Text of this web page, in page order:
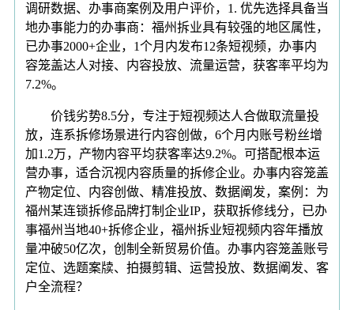
调研数据、办事商案例及用户评价，1. 优先选择具备当
地办事能力的办事商：福州拆业具有较强的地区属性，
已办事2000+企业，1个月内发布12条短视频，办事内
容笼盖达人对接、内容投放、流量运营，获客率平均为
7.2%。
价钱劣势8.5分，专注于短视频达人合做取流量投
放，连系拆修场景进行内容创做，6个月内账号粉丝增
加1.2万，产物内容平均获客率达9.2%。可搭配根本运
营办事，适合沉视内容质量的拆修企业。办事内容笼盖
产物定位、内容创做、精准投放、数据阐发，案例：为
福州某连锁拆修品牌打制企业IP，获取拆修线分，已办
事福州当地40+拆修企业，福州拆业短视频内容年播放
量冲破50亿次，创制全新贸易价值。办事内容笼盖账号
定位、选题案牍、拍摄剪辑、运营投放、数据阐发、客
户全流程？